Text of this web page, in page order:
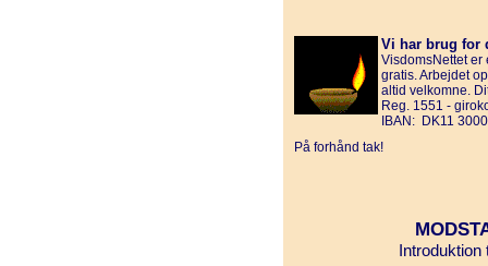
Vi har brug for
VisdomsNettet er
gratis. Arbejdet
altid velkomne.
Reg. 1551 -
IBAN: DK11
På forhånd tak!